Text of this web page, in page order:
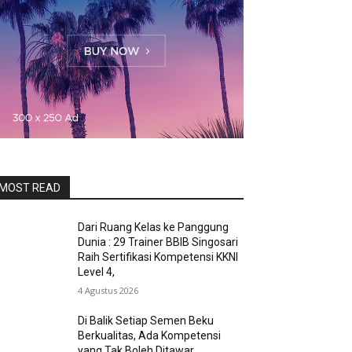
READ
Dari Ruang Kelas ke Panggung
Dunia : 29 Trainer BBIB Singosari
Raih Sertifikasi Kompetensi KKNI
Level 4,
4 Agustus 2026
Di Balik Setiap Semen Beku
Berkualitas, Ada Kompetensi